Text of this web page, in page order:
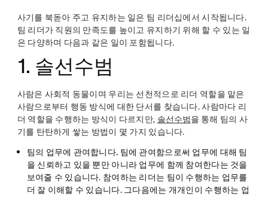
사기를 북돋아 주고 유지하는 일은 팀 리더십에서 시작됩니다.
팀 리더가 직원의 만족도를 높이고 유지하기 위해 할 수 있는 일
은 다양하며 다음과 같은 일이 포함됩니다.
1. 솔선수범
사람은 사회적 동물이며 우리는 선천적으로 리더 역할을 맡은
사람으로부터 행동 방식에 대한 단서를 찾습니다. 사람마다 리
더 역할을 수행하는 방식이 다르지만, 솔선수범을 통해 팀의 사
기를 탄탄하게 쌓는 방법이 몇 가지 있습니다.
팀의 업무에 관여합니다. 팀에 관여함으로써 업무에 대해 팀
을 신뢰하고 있을 뿐만 아니라 업무에 함께 참여한다는 것을
보여줄 수 있습니다. 참여하는 리더는 팀이 수행하는 업무를
더 잘 이해할 수 있습니다. 그다음에는 개개인이 수행하는 업